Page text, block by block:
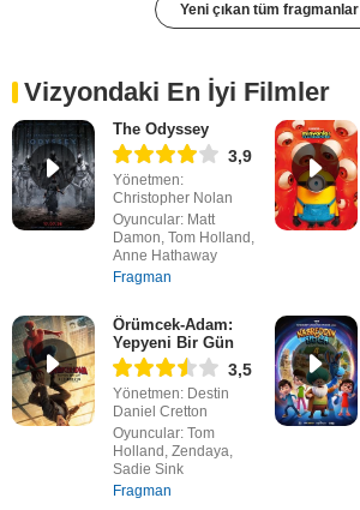
Yeni çıkan tüm fragmanlar
Vizyondaki En İyi Filmler
The Odyssey
3,9
Yönetmen:
Christopher Nolan
Oyuncular: Matt
Damon, Tom Holland,
Anne Hathaway
Fragman
Örümcek-Adam:
Yepyeni Bir Gün
3,5
Yönetmen: Destin
Daniel Cretton
Oyuncular: Tom
Holland, Zendaya,
Sadie Sink
Fragman